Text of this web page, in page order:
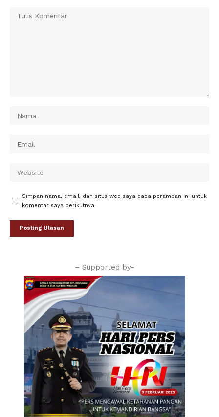
Simpan nama, email, dan situs web saya pada peramban ini untuk
komentar saya berikutnya.
– Supported by-